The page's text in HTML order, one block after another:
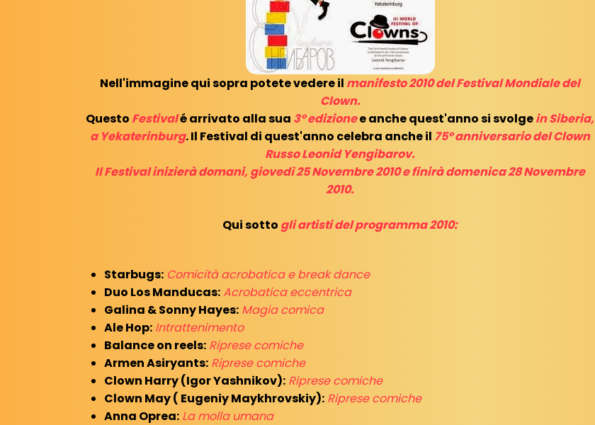
Nell'immagine qui sopra potete vedere il manifesto 2010 del Festival Mondiale del
Clown.
Questo Festivalé arrivato alla sua 3° edizionee anche quest'anno si svolgein Siberia,
a Yekaterinburg. Il Festival di quest'anno celebra anche il 75° anniversario del Clown
Russo Leonid Yengibarov.
Il Festival inizierà domani, giovedì 25 Novembre 2010 e finirà domenica 28 Novembre
2010.
Qui sotto gli artisti del programma 2010:
Starbugs: Comicità acrobatica e break dance
Duo Los Manducas:Acrobatica eccentrica
Galina & Sonny Hayes: Magia comica
Ale Hop: Intrattenimento
Balance on reels: Riprese comiche
Armen Asiryants: Riprese comiche
Clown Harry (Igor Yashnikov): Riprese comiche
Clown May ( Eugeniy Maykhrovskiy): Riprese comiche
Anna Oprea: La molla umana